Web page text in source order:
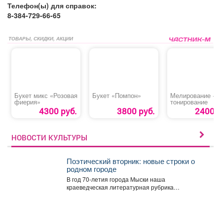
Телефон(ы) для справок:
8-384-729-66-65
ТОВАРЫ, СКИДКИ, АКЦИИ
Букет микс «Розовая
фиерия»
4300 руб.
Букет «Помпон»
3800 руб.
Мелирование +
тонирование
2400
НОВОСТИ КУЛЬТУРЫ
Поэтический вторник: новые строки о
родном городе
В год 70-летия города Мыски наша
краеведческая литературная рубрика